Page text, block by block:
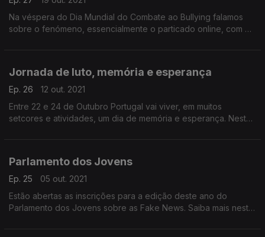
Na véspera do Dia Mundial do Combate ao Bullying falamos
sobre o fenómeno, essencialmente o particado online, com o
Jornada de luto, memória e esperança
Ep. 26
12 out. 2021
Entre 22 e 24 de Outubro Portugal vai viver, em muitos
setcores e atividades, um dia de memória e esperança. Nesta
Parlamento dos Jovens
Ep. 25
05 out. 2021
Estão abertas as inscrições para a edição deste ano do
Parlamento dos Jovens sobre as Fake News. Saiba mais neste